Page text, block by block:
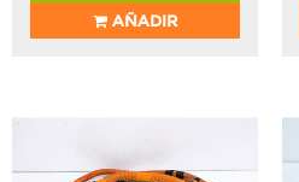
AÑADIR